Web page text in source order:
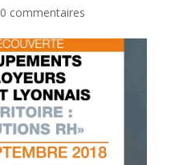
0 commentaires